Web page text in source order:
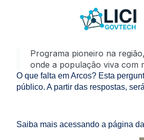
Programa pioneiro na
onde a população viva com
O que falta em Arcos? Esta
público. A partir das respostas,
Saiba mais acessando a página